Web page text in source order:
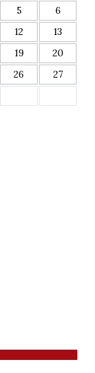
5
6
12
13
19
20
26
27